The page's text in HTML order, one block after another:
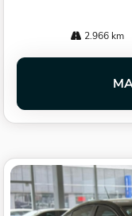
2.966 km